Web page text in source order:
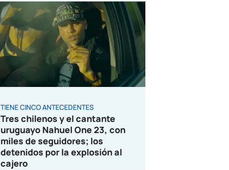
TIENE CINCO ANTECEDENTES
Tres chilenos y el cantante
uruguayo Nahuel One 23, con
miles de seguidores; los
detenidos por la explosión al
cajero